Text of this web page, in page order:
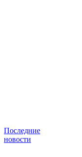
Последние
новости